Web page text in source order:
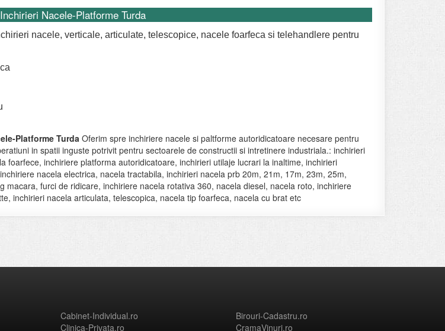
Nacele-Platforme Turda
nacele, verticale, articulate, telescopice, nacele foarfeca si telehandlere pentru
Platforme TurdaOferim spre inchiriere nacele si paltforme autoridicatoare necesare pentru
in spatii inguste potrivit pentru sectoarele de constructii si intretinere industriala.: inchirieri
foarfece, inchiriere platforma autoridicatoare, inchirieri utilaje lucrari la inaltime, inchirieri
nacela electrica, nacela tractabila, inchirieri nacela prb 20m, 21m, 17m, 23m, 25m,
macara, furci de ridicare, inchiriere nacela rotativa 360, nacela diesel, nacela roto, inchiriere
inchirieri nacela articulata, telescopica, nacela tip foarfeca, nacela cu brat etc
Cabinet-Individual.ro
Clinica-Privata.ro
Birouri-Cadastru.ro
CramaVinuri.ro